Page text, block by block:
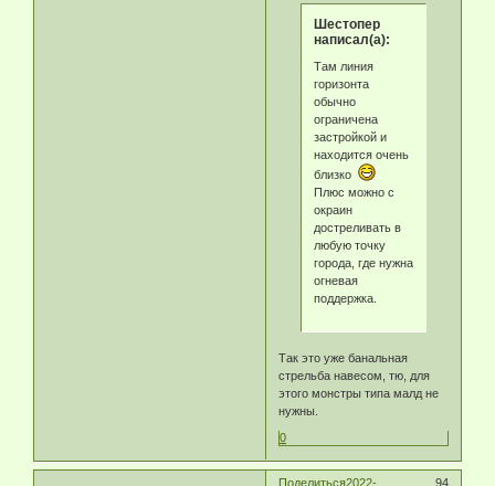
Шестопер
написал(а):
Там линия
горизонта
обычно
ограничена
застройкой и
находится очень
близко
Плюс можно с
окраин
достреливать в
любую точку
города, где нужна
огневая
поддержка.
Так это уже банальная
стрельба навесом, тю, для
этого монстры типа малд не
нужны.
0
Поделиться 94
2022-